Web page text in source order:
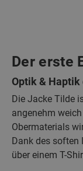
Der erste
Optik &
Die Jacke Tilde
angenehm
Obermaterials
Dank des soften
über einem T-